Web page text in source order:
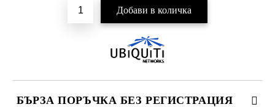
БЪРЗА ПОРЪЧКА БЕЗ РЕГИСТРАЦИЯ